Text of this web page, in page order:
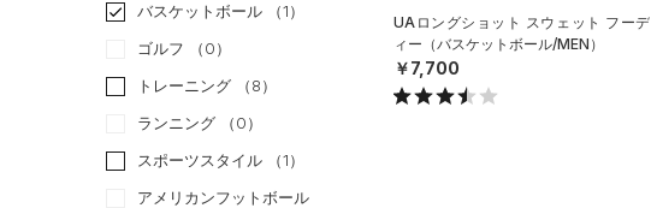
バスケットボール
（1）
ゴルフ
（0）
トレーニング
（8）
ランニング
（0）
スポーツスタイル
（1）
アメリカンフットボール
UAロングショット スウェット フーデ
ィー（バスケットボール/MEN）
￥7,700